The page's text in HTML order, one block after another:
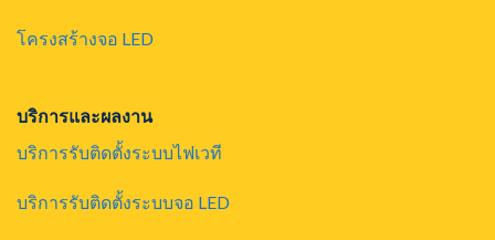
โครงสร้างจอ LED
บริการและผลงาน
บริการรับติดตั้งระบบไฟเวที
บริการรับติดตั้งระบบจอ LED